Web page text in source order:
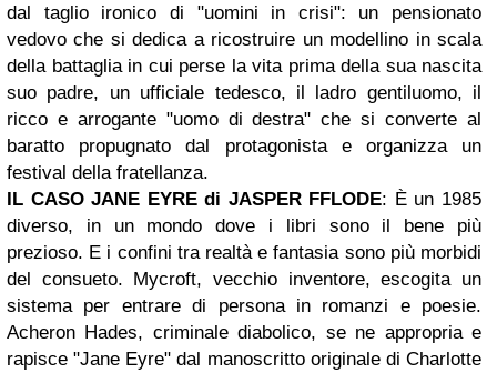
dal taglio ironico di "uomini in crisi": un pensionato
vedovo che si dedica a ricostruire un modellino in scala
della battaglia in cui perse la vita prima della sua nascita
suo padre, un ufficiale tedesco, il ladro gentiluomo, il
ricco e arrogante "uomo di destra" che si converte al
baratto propugnato dal protagonista e organizza un
festival della fratellanza.
IL CASO JANE EYRE di JASPER FFLODE: È un 1985
diverso, in un mondo dove i libri sono il bene più
prezioso. E i confini tra realtà e fantasia sono più morbidi
del consueto. Mycroft, vecchio inventore, escogita un
sistema per entrare di persona in romanzi e poesie.
Acheron Hades, criminale diabolico, se ne appropria e
rapisce "Jane Eyre" dal manoscritto originale di Charlotte